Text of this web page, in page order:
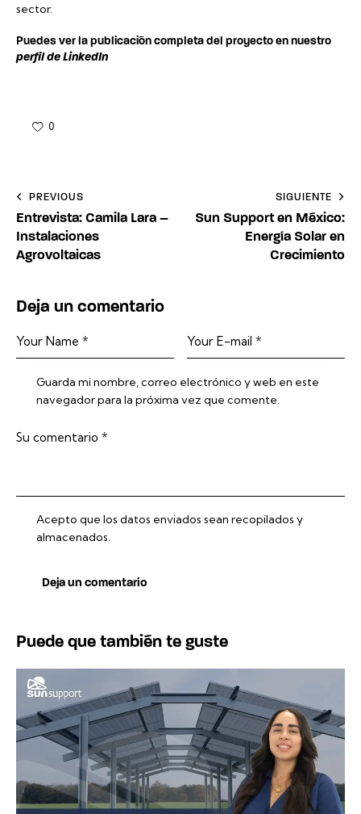
sector.
Puedes ver la publicación completa del proyecto en nuestro
perfil de LinkedIn
0
Navegación
de
entradas
PREVIOUS
Entrevista: Camila Lara –
Instalaciones
Agrovoltaicas
SIGUIENTE
Sun Support en México:
Energía Solar en
Crecimiento
Deja un comentario
Guarda mi nombre, correo electrónico y web en este
navegador para la próxima vez que comente.
Acepto que los datos enviados sean recopilados y
almacenados.
Puede que también te guste